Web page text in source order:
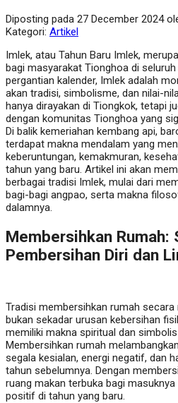
Diposting pada 27 December 2024
Kategori: Artikel
Imlek, atau Tahun Baru Imlek,
bagi masyarakat Tionghoa di
pergantian kalender, Imlek adalah
akan tradisi, simbolisme, dan nilai-
hanya dirayakan di Tiongkok, tetapi
dengan komunitas Tionghoa yang
Di balik kemeriahan kembang api,
terdapat makna mendalam yang
keberuntungan, kemakmuran,
tahun yang baru. Artikel ini akan
berbagai tradisi Imlek, mulai dari
bagi-bagi angpao, serta makna
dalamnya.
Membersihkan Rumah:
Pembersihan Diri dan
Tradisi membersihkan rumah
bukan sekadar urusan kebersihan
memiliki makna spiritual dan
Membersihkan rumah
segala kesialan, energi negatif, dan
tahun sebelumnya. Dengan
ruang makan terbuka bagi
positif di tahun yang baru.